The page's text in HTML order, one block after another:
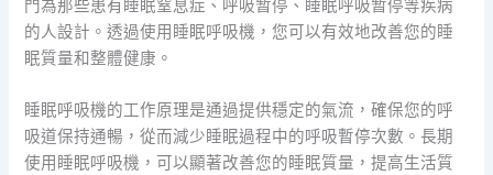
門為那些患有睡眠窒息症、呼吸暂停、睡眠呼吸暂停等疾病
的人設計。透過使用睡眠呼吸機，您可以有效地改善您的睡
眠質量和整體健康。
睡眠呼吸機的工作原理是通過提供穩定的氣流，確保您的呼
吸道保持通暢，從而減少睡眠過程中的呼吸暫停次數。長期
使用睡眠呼吸機，可以顯著改善您的睡眠質量，提高生活質